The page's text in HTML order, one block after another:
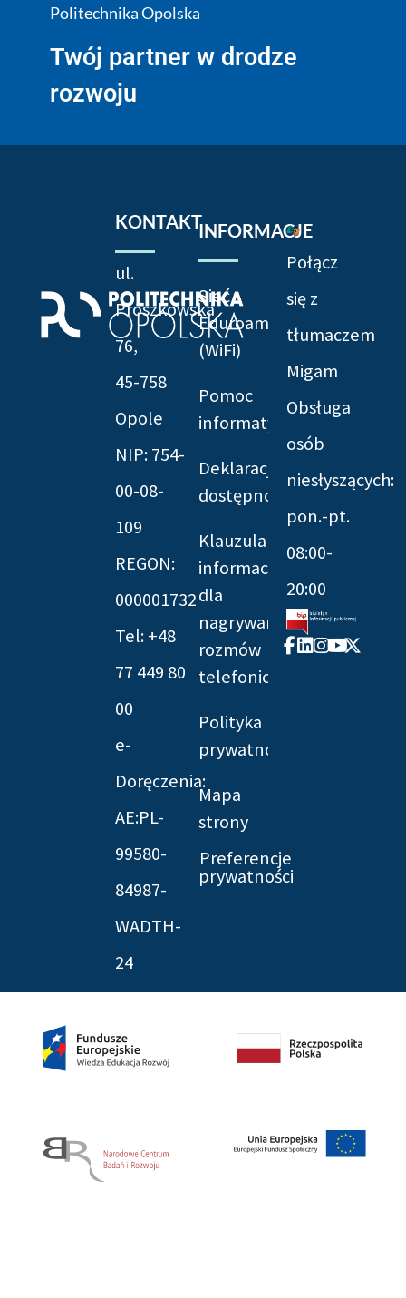
Politechnika Opolska
Twój partner w drodze
rozwoju
KONTAKT
ul.
Prószkowska
76,
45-758
Opole
NIP: 754-
00-08-
109
REGON:
000001732
Tel: +48
77 449 80
00
e-
Doręczenia:
AE:PL-
99580-
84987-
WADTH-
24
INFORMACJE
Sieć
Eduroam
(WiFi)
Pomoc
informatyczna
Deklaracja
dostępności
Klauzula
informacyjna
dla
nagrywania
rozmów
telefonicznych
Polityka
prywatności
Mapa
strony
Preferencje
prywatności
Połącz
się z
tłumaczem
Migam
Obsługa
osób
niesłyszących:
pon.-pt.
08:00-
20:00
Facebook-
f
Linkedin
Instagram
Youtube
X-